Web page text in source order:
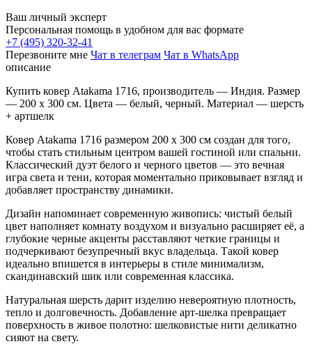
Ваш личный эксперт
Персональная помощь в удобном для вас формате
+7 (495) 320-32-41
Перезвоните мне Чат в телеграм Чат в WhatsApp
описание
Купить ковер Atakama 1716, производитель — Индия. Размер
— 200 x 300 см. Цвета — белый, черный. Материал — шерсть
+ артшелк
Ковер Atakama 1716 размером 200 x 300 см создан для того,
чтобы стать стильным центром вашей гостиной или спальни.
Классический дуэт белого и черного цветов — это вечная
игра света и тени, которая моментально приковывает взгляд и
добавляет пространству динамики.
Дизайн напоминает современную живопись: чистый белый
цвет наполняет комнату воздухом и визуально расширяет её, а
глубокие черные акценты расставляют четкие границы и
подчеркивают безупречный вкус владельца. Такой ковер
идеально впишется в интерьеры в стиле минимализм,
скандинавский шик или современная классика.
Натуральная шерсть дарит изделию невероятную плотность,
тепло и долговечность. Добавление арт-шелка превращает
поверхность в живое полотно: шелковистые нити деликатно
сияют на свету.